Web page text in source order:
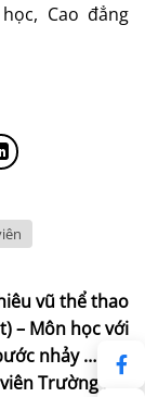
Cao đẳng
vũ thể thao
– Môn học với
nhảy … hút
Trường ĐH